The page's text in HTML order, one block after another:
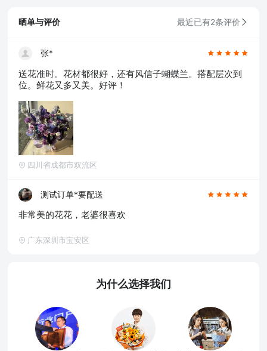
晒单与评价 最近已有2条评价
张*
送花准时。花材都很好，还有风信子蝴蝶兰。搭配层次到
位。鲜花又多又美。好评！
四川省成都市双流区
测试订单*要配送
非常美的花花，老婆很喜欢
广东深圳市宝安区
为什么选择我们